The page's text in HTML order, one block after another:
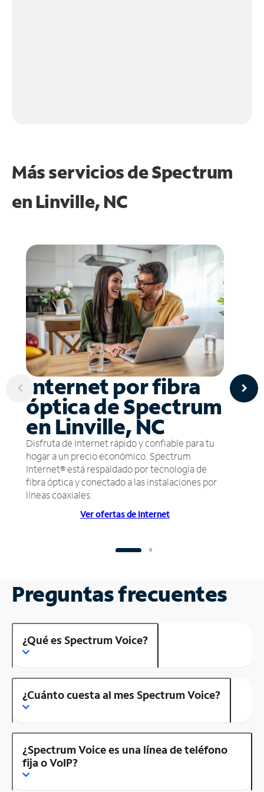
Más servicios de Spectrum
en Linville, NC
Internet por fibra
óptica de Spectrum
en Linville, NC
Disfruta de Internet rápido y confiable para tu
hogar a un precio económico. Spectrum
Internet® está respaldado por tecnología de
fibra óptica y conectado a las instalaciones por
líneas coaxiales.
Ver ofertas de Internet
Preguntas frecuentes
¿Qué es Spectrum Voice?
¿Cuánto cuesta al mes Spectrum Voice?
¿Spectrum Voice es una línea de teléfono
fija o VoIP?